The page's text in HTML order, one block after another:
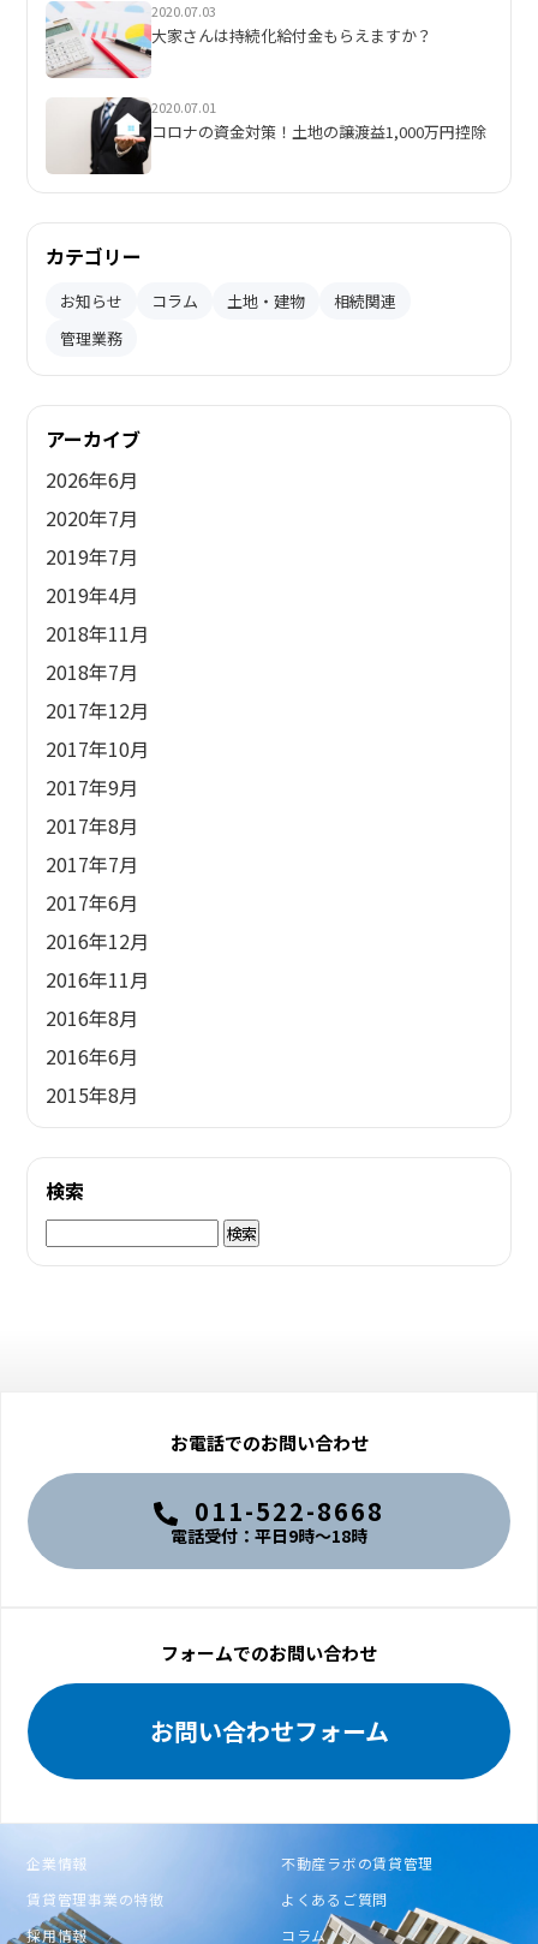
2020.07.03
大家さんは持続化給付金もらえますか？
2020.07.01
コロナの資金対策！土地の譲渡益1,000万円控除
カテゴリー
お知らせ コラム 土地・建物
相続関連
管理業務
アーカイブ
2026年6月
2020年7月
2019年7月
2019年4月
2018年11月
2018年7月
2017年12月
2017年10月
2017年9月
2017年8月
2017年7月
2017年6月
2016年12月
2016年11月
2016年8月
2016年6月
2015年8月
検索
検
索:
お電話でのお問い合わせ
011-522-8668
電話受付：平日9時〜18時
フォームでのお問い合わせ
お問い合わせフォーム
企業情報
不動産ラボの賃貸管理
賃貸管理事業の特徴
よくあるご質問
採用情報
コラム